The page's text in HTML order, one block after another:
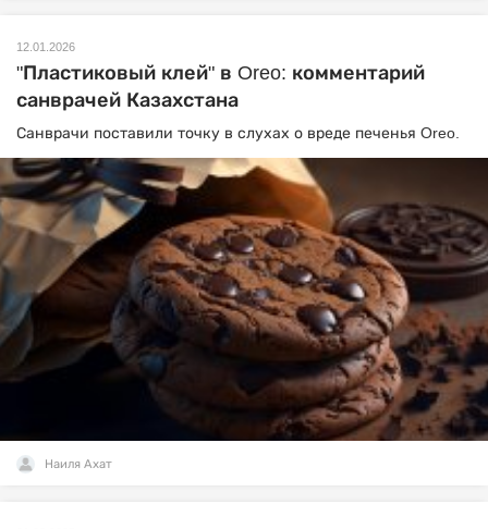
12.01.2026
"Пластиковый клей" в Oreo: комментарий
санврачей Казахстана
Санврачи поставили точку в слухах о вреде печенья Oreo.
Наиля Ахат